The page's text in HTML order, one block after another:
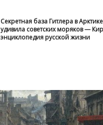
Секретная база Гитлера в
удивила советских моряков —
энциклопедия русской жизни